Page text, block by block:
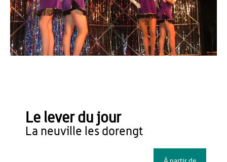
OT du Pays de Thiérache
Le lever du jour
la neuville les dorengt